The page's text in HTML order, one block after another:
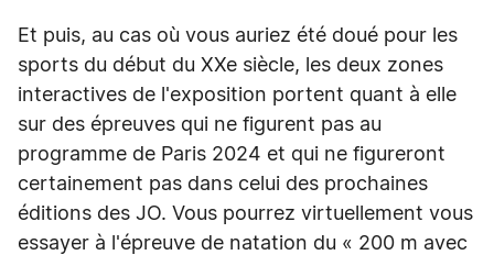
Et puis, au cas où vous auriez été doué pour les
sports du début du XXe siècle, les deux zones
interactives de l'exposition portent quant à elle
sur des épreuves qui ne figurent pas au
programme de Paris 2024 et qui ne figureront
certainement pas dans celui des prochaines
éditions des JO. Vous pourrez virtuellement vous
essayer à l'épreuve de natation du « 200 m avec